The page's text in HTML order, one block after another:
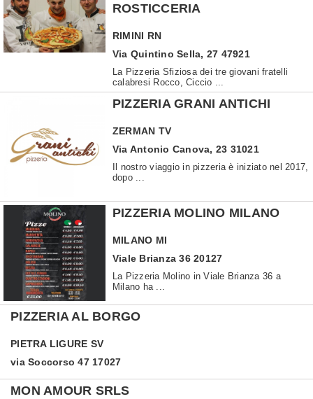
ROSTICCERIA
RIMINI RN
Via Quintino Sella, 27 47921
La Pizzeria Sfiziosa dei tre giovani fratelli
calabresi Rocco, Ciccio ...
PIZZERIA GRANI ANTICHI
ZERMAN TV
Via Antonio Canova, 23 31021
Il nostro viaggio in pizzeria è iniziato nel 2017,
dopo ...
PIZZERIA MOLINO MILANO
MILANO MI
Viale Brianza 36 20127
La Pizzeria Molino in Viale Brianza 36 a
Milano ha ...
PIZZERIA AL BORGO
PIETRA LIGURE SV
via Soccorso 47 17027
MON AMOUR SRLS